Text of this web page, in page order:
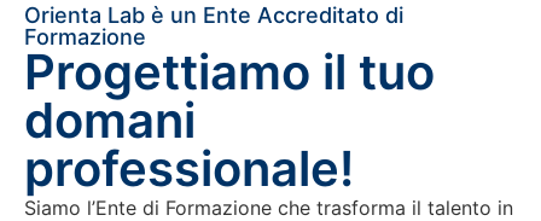
Orienta Lab è un Ente Accreditato di
Formazione
Progettiamo il tuo
domani
professionale!
Siamo l’Ente di Formazione che trasforma il talento in